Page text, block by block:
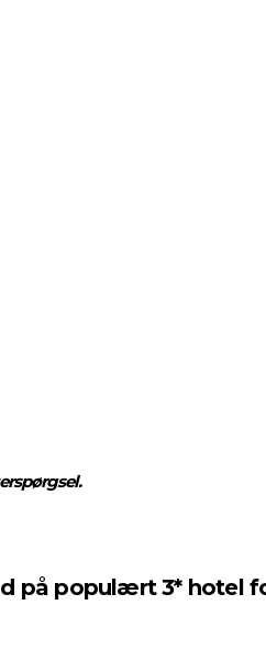
på populært 3* hotel